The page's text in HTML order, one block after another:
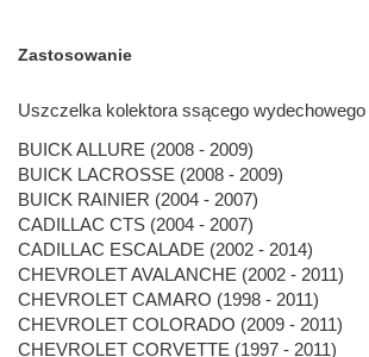
Zastosowanie
Uszczelka kolektora ssącego
BUICK ALLURE (2008 - 2009)
BUICK LACROSSE (2008 - 2009)
BUICK RAINIER (2004 - 2007)
CADILLAC CTS (2004 - 2007)
CADILLAC ESCALADE (2002 - 2014)
CHEVROLET AVALANCHE (2002 - 2011)
CHEVROLET CAMARO (1998 - 2011)
CHEVROLET COLORADO (2009 - 2011)
CHEVROLET CORVETTE (1997 - 2011)